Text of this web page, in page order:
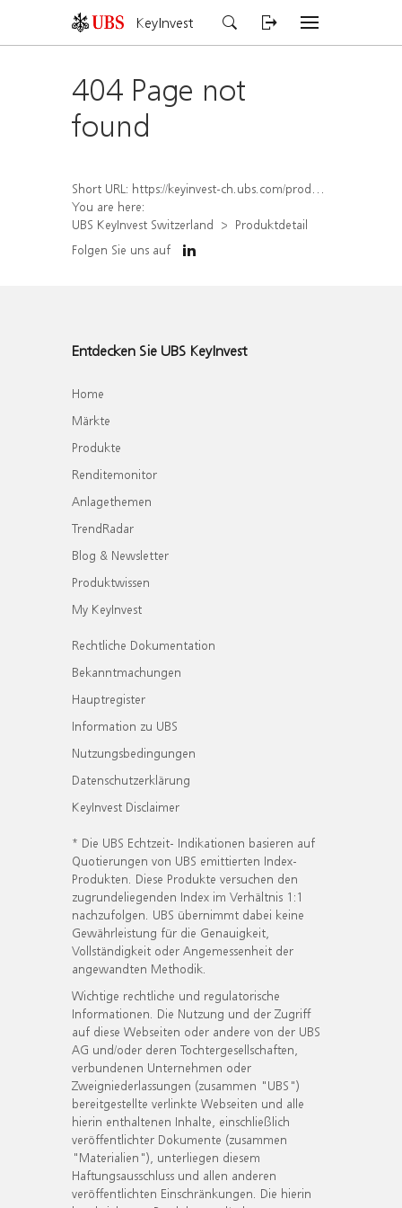
KeyInvest
404 Page not
found
Short URL: https://keyinvest-ch.ubs.com/produkt/detail/index/isin/CH1578838398
You are here:
UBS KeyInvest Switzerland
Produktdetail
Folgen Sie uns auf
Entdecken Sie UBS KeyInvest
Home
Märkte
Produkte
Renditemonitor
Anlagethemen
TrendRadar
Blog & Newsletter
Produktwissen
My KeyInvest
Rechtliche Dokumentation
Bekanntmachungen
Hauptregister
Information zu UBS
Nutzungsbedingungen
Datenschutzerklärung
KeyInvest Disclaimer
* Die UBS Echtzeit- Indikationen basieren auf
Quotierungen von UBS emittierten Index-
Produkten. Diese Produkte versuchen den
zugrundeliegenden Index im Verhältnis 1:1
nachzufolgen. UBS übernimmt dabei keine
Gewährleistung für die Genauigkeit,
Vollständigkeit oder Angemessenheit der
angewandten Methodik.
Wichtige rechtliche und regulatorische
Informationen. Die Nutzung und der Zugriff
auf diese Webseiten oder andere von der UBS
AG und/oder deren Tochtergesellschaften,
verbundenen Unternehmen oder
Zweigniederlassungen (zusammen "UBS")
bereitgestellte verlinkte Webseiten und alle
hierin enthaltenen Inhalte, einschließlich
veröffentlichter Dokumente (zusammen
"Materialien"), unterliegen diesem
Haftungsausschluss und allen anderen
veröffentlichten Einschränkungen. Die hierin